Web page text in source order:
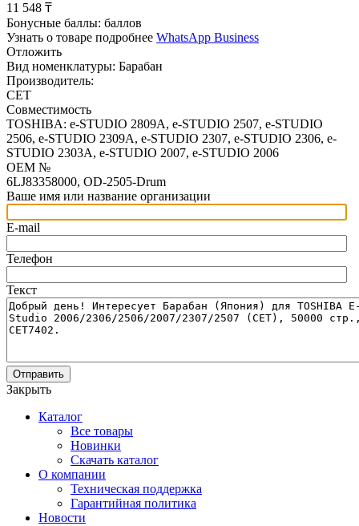
11 548 ₸
Бонусные баллы: баллов
Узнать о товаре подробнее WhatsApp Business
Отложить
Вид номенклатуры: Барабан
Производитель:
CET
Совместимость
TOSHIBA: e-STUDIO 2809A, e-STUDIO 2507, e-STUDIO
2506, e-STUDIO 2309A, e-STUDIO 2307, e-STUDIO 2306, e-
STUDIO 2303A, e-STUDIO 2007, e-STUDIO 2006
OEM №
6LJ83358000, OD-2505-Drum
Ваше имя или название организации
E-mail
Телефон
Текст
Отправить
Закрыть
Каталог
Все товары
Новинки
Скачать каталог
О компании
Техническая поддержка
Гарантийная политика
Новости